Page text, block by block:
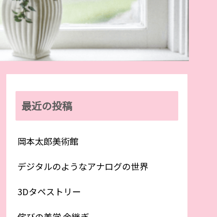
最近の投稿
岡本太郎美術館
デジタルのようなアナログの世界
3Dタペストリー